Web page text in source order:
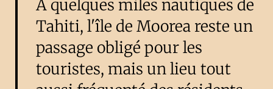
À quelques miles nautiques de
Tahiti, l'île de Moorea reste un
passage obligé pour les
touristes, mais un lieu tout